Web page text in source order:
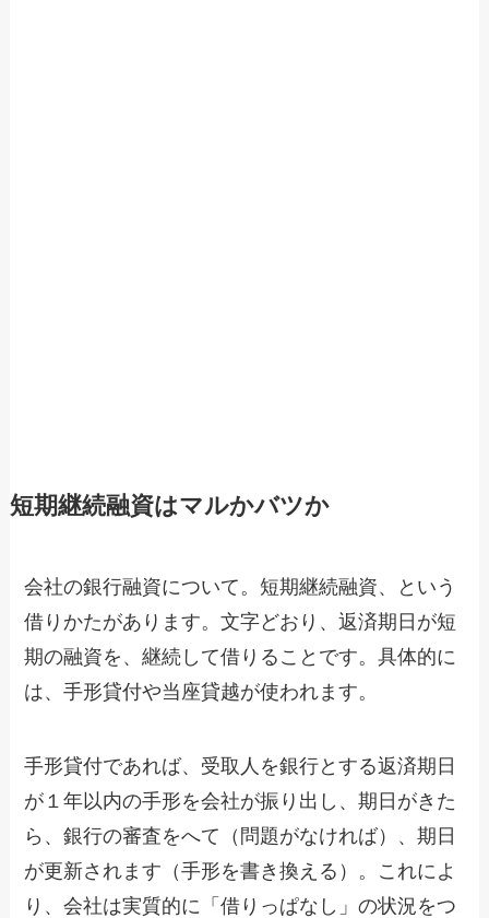
短期継続融資はマルかバツか
会社の銀行融資について。短期継続融資、という
借りかたがあります。文字どおり、返済期日が短
期の融資を、継続して借りることです。具体的に
は、手形貸付や当座貸越が使われます。
手形貸付であれば、受取人を銀行とする返済期日
が１年以内の手形を会社が振り出し、期日がきた
ら、銀行の審査をへて（問題がなければ）、期日
が更新されます（手形を書き換える）。これによ
り、会社は実質的に「借りっぱなし」の状況をつ